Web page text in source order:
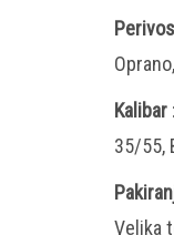
Kalibar :
35/55,
Velika